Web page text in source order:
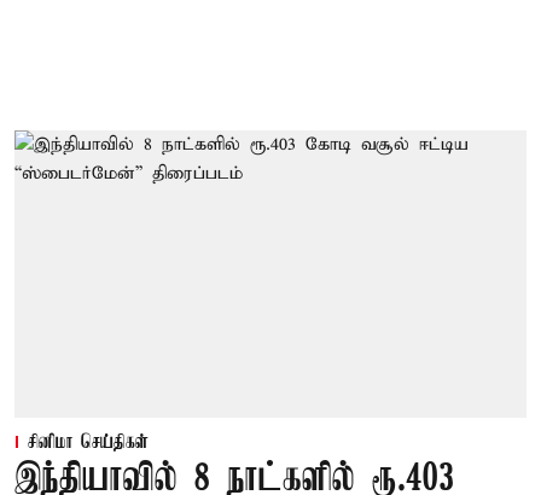
சினிமா செய்திகள்
இந்தியாவில் 8 நாட்களில் ரூ.403